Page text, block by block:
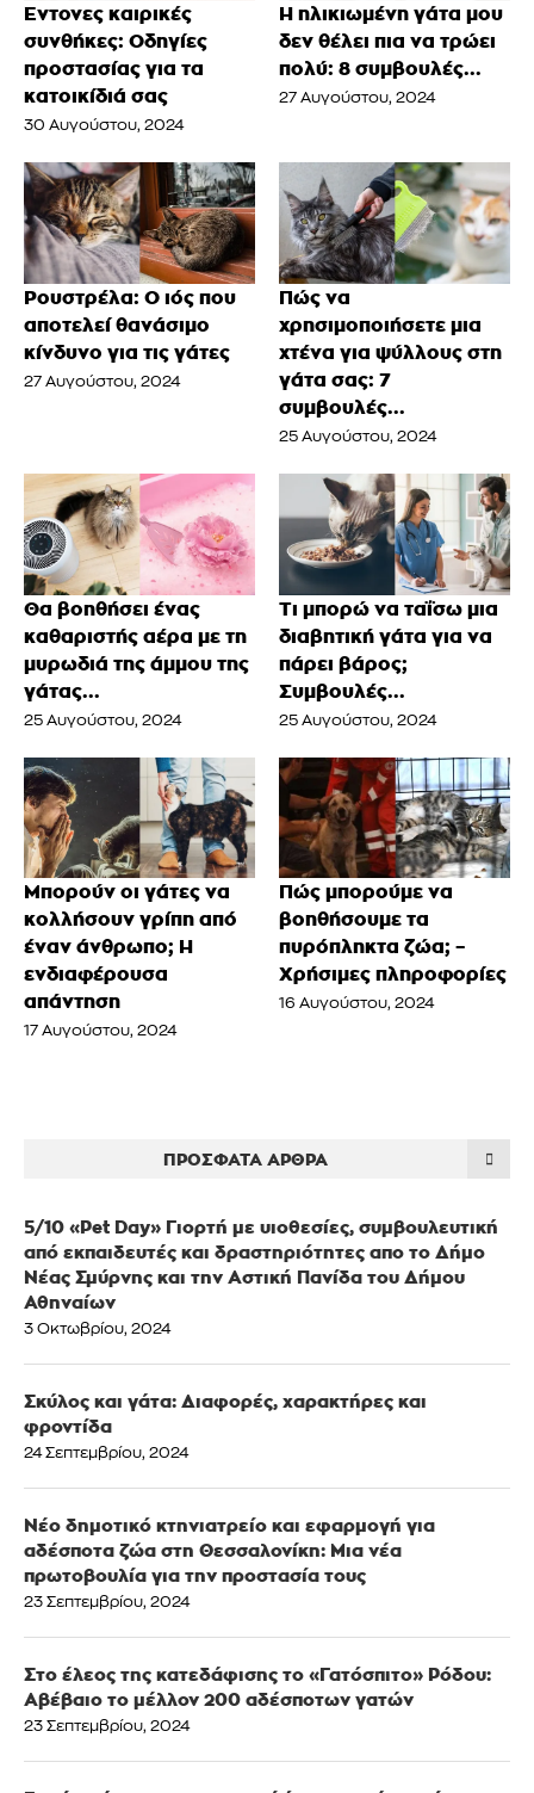
Έντονες καιρικές
συνθήκες: Οδηγίες
προστασίας για τα
κατοικίδιά σας
30 Αυγούστου, 2024
Η ηλικιωμένη γάτα μου
δεν θέλει πια να τρώει
πολύ: 8 συμβουλές...
27 Αυγούστου, 2024
Ρουστρέλα: Ο ιός που
αποτελεί θανάσιμο
κίνδυνο για τις γάτες
27 Αυγούστου, 2024
Πώς να
χρησιμοποιήσετε μια
χτένα για ψύλλους στη
γάτα σας: 7
συμβουλές...
25 Αυγούστου, 2024
Θα βοηθήσει ένας
καθαριστής αέρα με τη
μυρωδιά της άμμου της
γάτας...
25 Αυγούστου, 2024
Τι μπορώ να ταΐσω μια
διαβητική γάτα για να
πάρει βάρος;
Συμβουλές...
25 Αυγούστου, 2024
Μπορούν οι γάτες να
κολλήσουν γρίπη από
έναν άνθρωπο; Η
ενδιαφέρουσα
απάντηση
17 Αυγούστου, 2024
Πώς μπορούμε να
βοηθήσουμε τα
πυρόπληκτα ζώα; –
Χρήσιμες πληροφορίες
16 Αυγούστου, 2024
ΠΡΌΣΦΑΤΑ ΆΡΘΡΑ
5/10 «Pet Day» Γιορτή με υιοθεσίες, συμβουλευτική
από εκπαιδευτές και δραστηριότητες απο το Δήμο
Νέας Σμύρνης και την Αστική Πανίδα του Δήμου
Αθηναίων
3 Οκτωβρίου, 2024
Σκύλος και γάτα: Διαφορές, χαρακτήρες και
φροντίδα
24 Σεπτεμβρίου, 2024
Νέο δημοτικό κτηνιατρείο και εφαρμογή για
αδέσποτα ζώα στη Θεσσαλονίκη: Μια νέα
πρωτοβουλία για την προστασία τους
23 Σεπτεμβρίου, 2024
Στο έλεος της κατεδάφισης το «Γατόσπιτο» Ρόδου:
Αβέβαιο το μέλλον 200 αδέσποτων γατών
23 Σεπτεμβρίου, 2024